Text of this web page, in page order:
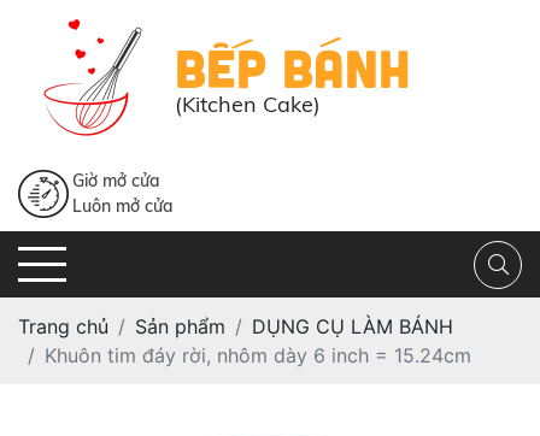
BẾP BÁNH
(Kitchen Cake)
Giờ mở cửa
Luôn mở cửa
Trang chủ Sản phẩm
DỤNG CỤ LÀM BÁNH
Khuôn tim đáy rời, nhôm dày 6 inch = 15.24cm